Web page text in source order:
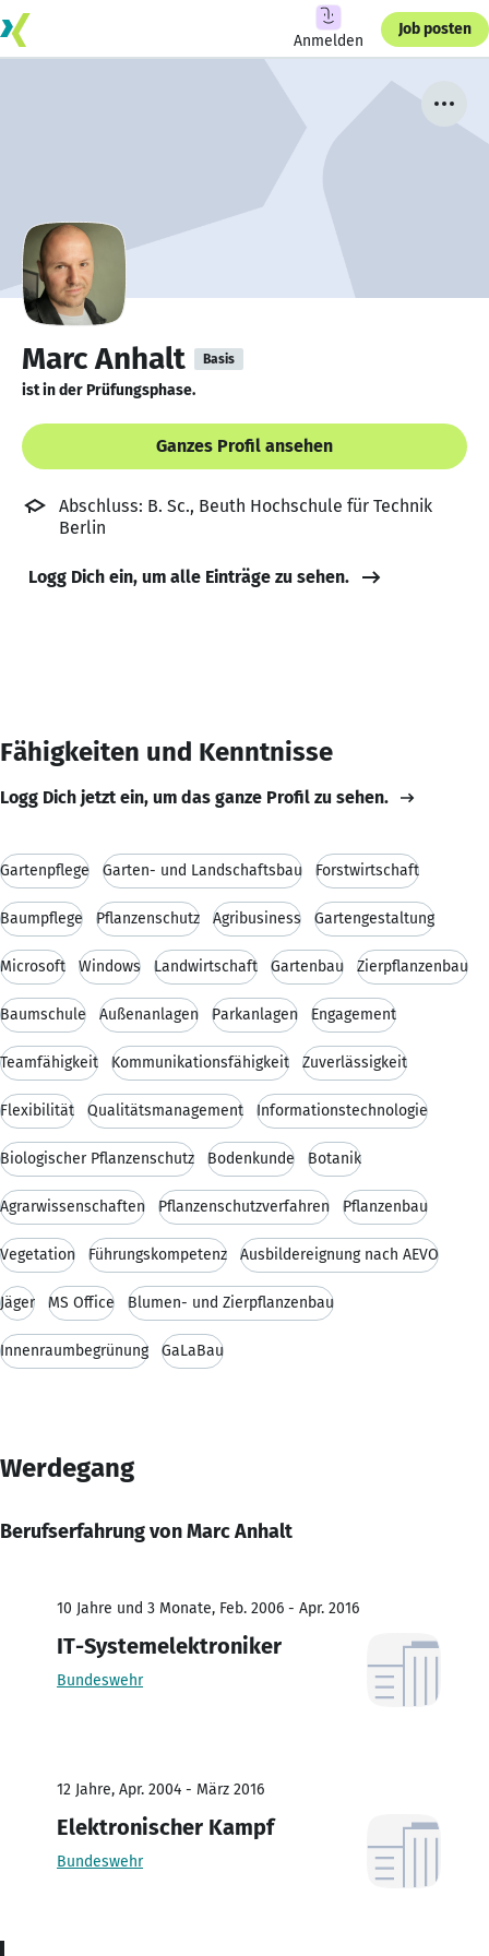
Anmelden
Job posten
Marc Anhalt Basis
ist in der Prüfungsphase.
Ganzes Profil ansehen
Abschluss: B. Sc., Beuth Hochschule für Technik
Berlin
Logg Dich ein, um alle Einträge zu sehen.
Fähigkeiten und Kenntnisse
Logg Dich jetzt ein, um das ganze Profil zu sehen.
Gartenpflege Garten- und Landschaftsbau Forstwirtschaft
Baumpflege Pflanzenschutz Agribusiness Gartengestaltung
Microsoft Windows Landwirtschaft Gartenbau Zierpflanzenbau
Baumschule Außenanlagen Parkanlagen Engagement
Teamfähigkeit Kommunikationsfähigkeit Zuverlässigkeit
Flexibilität Qualitätsmanagement Informationstechnologie
Biologischer Pflanzenschutz Bodenkunde Botanik
Agrarwissenschaften Pflanzenschutzverfahren Pflanzenbau
Vegetation Führungskompetenz Ausbildereignung nach AEVO
Jäger MS Office Blumen- und Zierpflanzenbau
Innenraumbegrünung GaLaBau
Werdegang
Berufserfahrung von Marc Anhalt
10 Jahre und 3 Monate, Feb. 2006 - Apr. 2016
IT-Systemelektroniker
Bundeswehr
12 Jahre, Apr. 2004 - März 2016
Elektronischer Kampf
Bundeswehr